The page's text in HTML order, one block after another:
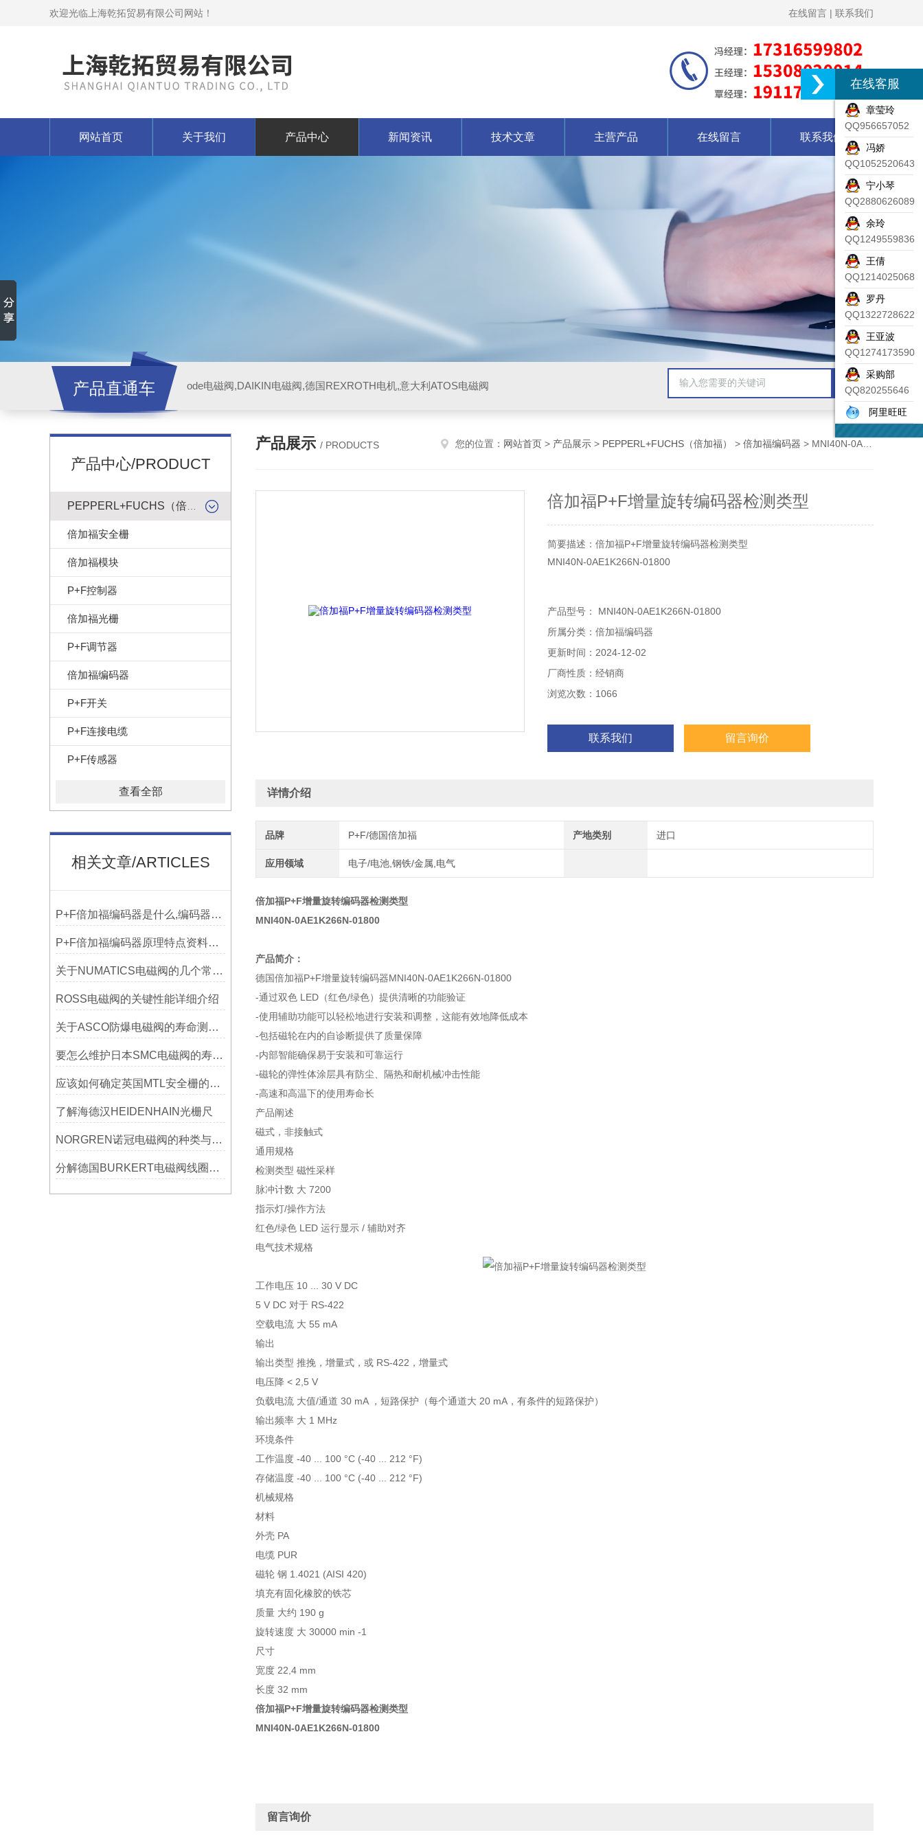
欢迎光临上海乾拓贸易有限公司网站！ 在线留言 | 联系我们
网站首页 关于我们 产品中心 新闻资讯 技术文章 主营产品 在线留言 联系我们
产品直通车 ode电磁阀,DAIKIN电磁阀,德国REXROTH电机,意大利ATOS电磁阀
产品中心/PRODUCT
倍加福安全栅
倍加福模块
P+F控制器
倍加福光栅
P+F调节器
倍加福编码器
P+F开关
P+F连接电缆
P+F传感器
查看全部
相关文章/ARTICLES
P+F倍加福编码器是什么,编码器的主要作用与应用有哪些？
P+F倍加福编码器原理特点资料参数分为哪些
关于NUMATICS电磁阀的几个常见小常识介绍
ROSS电磁阀的关键性能详细介绍
关于ASCO防爆电磁阀的寿命测试有哪些？
要怎么维护日本SMC电磁阀的寿命时间延长
应该如何确定英国MTL安全栅的参数？
了解海德汉HEIDENHAIN光栅尺
NORGREN诺冠电磁阀的种类与作用，你知道多少？
分解德国BURKERT电磁阀线圈常见问题及解决办法是怎样的？
产品展示 / PRODUCTS 您的位置： 网站首页 > 产品展示 > PEPPERL+FUCHS（倍加福） > 倍加福编码器 > MNI40N-0AE1K266N-01800倍加福P+F增量旋转编码器检测类型
倍加福P+F增量旋转编码器检测类型
简要描述：倍加福P+F增量旋转编码器检测类型
MNI40N-0AE1K266N-01800
产品型号： MNI40N-0AE1K266N-01800
所属分类：倍加福编码器
更新时间：2024-12-02
厂商性质：经销商
浏览次数：1066
联系我们 留言询价
详情介绍
品牌 P+F/德国倍加福 产地类别 进口
应用领域 电子/电池,钢铁/金属,电气
倍加福P+F增量旋转编码器检测类型
MNI40N-0AE1K266N-01800
产品简介：
德国倍加福P+F增量旋转编码器MNI40N-0AE1K266N-01800
-通过双色 LED（红色/绿色）提供清晰的功能验证
-使用辅助功能可以轻松地进行安装和调整，这能有效地降低成本
-包括磁轮在内的自诊断提供了质量保障
-内部智能确保易于安装和可靠运行
-磁轮的弹性体涂层具有防尘、隔热和耐机械冲击性能
-高速和高温下的使用寿命长
产品阐述
磁式，非接触式
通用规格
检测类型 磁性采样
脉冲计数 大 7200
指示灯/操作方法
红色/绿色 LED 运行显示 / 辅助对齐
电气技术规格
工作电压 10 ... 30 V DC
5 V DC 对于 RS-422
空载电流 大 55 mA
输出
输出类型 推挽，增量式，或 RS-422，增量式
电压降 < 2,5 V
负载电流 大值/通道 30 mA ，短路保护（每个通道大 20 mA，有条件的短路保护）
输出频率 大 1 MHz
环境条件
工作温度 -40 ... 100 °C (-40 ... 212 °F)
存储温度 -40 ... 100 °C (-40 ... 212 °F)
机械规格
材料
外壳 PA
电缆 PUR
磁轮 钢 1.4021 (AISI 420)
填充有固化橡胶的铁芯
质量 大约 190 g
旋转速度 大 30000 min -1
尺寸
宽度 22,4 mm
长度 32 mm
倍加福P+F增量旋转编码器检测类型
MNI40N-0AE1K266N-01800
留言询价
在线客服
章莹玲
QQ956657052
冯娇
QQ1052520643
宁小琴
QQ2880626089
余玲
QQ1249559836
王倩
QQ1214025068
罗丹
QQ1322728622
王亚波
QQ1274173590
采购部
QQ820255646
阿里旺旺